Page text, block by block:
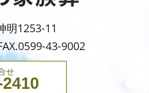
明1253-11
43-9002
せ